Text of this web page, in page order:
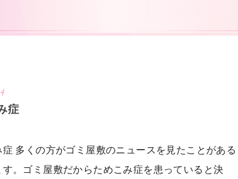
） 統合失調症 双極性障害
症
症 多くの方がゴミ屋敷のニュースを見たことがある
す。ゴミ屋敷だからためこみ症を患っていると決